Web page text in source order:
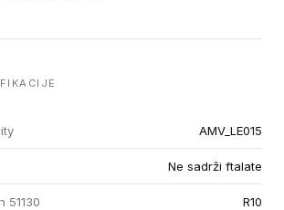
AMV_LE015
Ne sadrži ftalate
51130 R10